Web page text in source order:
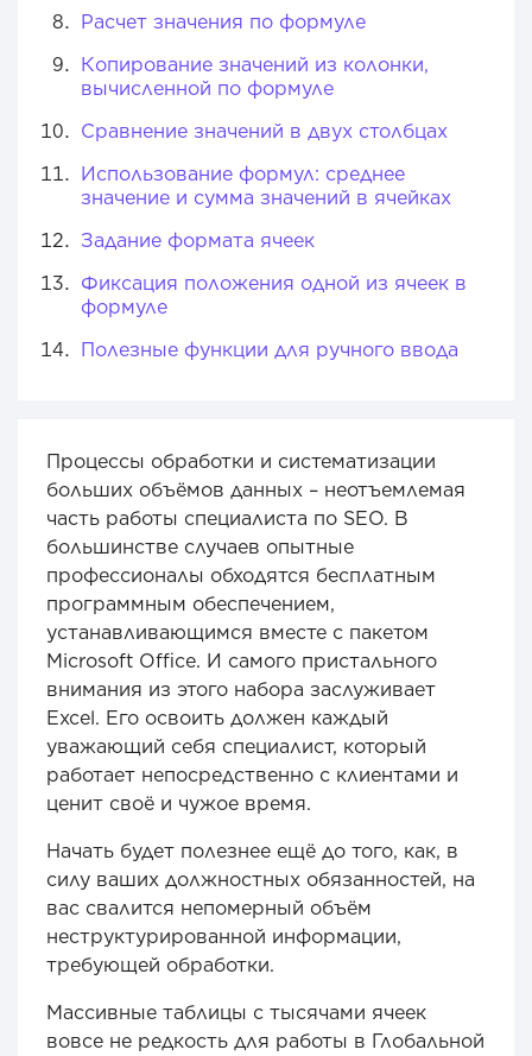
Расчет значения по формуле
Копирование значений из колонки,
вычисленной по формуле
Сравнение значений в двух столбцах
Использование формул: среднее
значение и сумма значений в ячейках
Задание формата ячеек
Фиксация положения одной из ячеек в
формуле
Полезные функции для ручного ввода
Процессы обработки и систематизации
больших объёмов данных – неотъемлемая
часть работы специалиста по SEO. В
большинстве случаев опытные
профессионалы обходятся бесплатным
программным обеспечением,
устанавливающимся вместе с пакетом
Microsoft Office. И самого пристального
внимания из этого набора заслуживает
Excel. Его освоить должен каждый
уважающий себя специалист, который
работает непосредственно с клиентами и
ценит своё и чужое время.
Начать будет полезнее ещё до того, как, в
силу ваших должностных обязанностей, на
вас свалится непомерный объём
неструктурированной информации,
требующей обработки.
Массивные таблицы с тысячами ячеек
вовсе не редкость для работы в Глобальной